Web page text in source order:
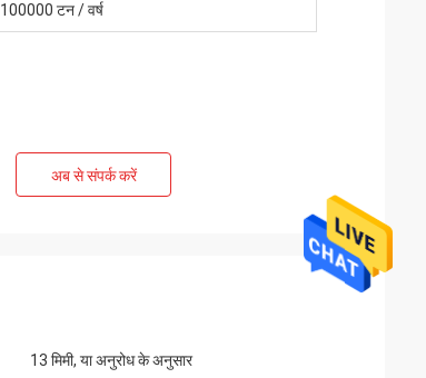
100000 टन / वर्ष
अब से संपर्क करें
13 मिमी, या अनुरोध के अनुसार